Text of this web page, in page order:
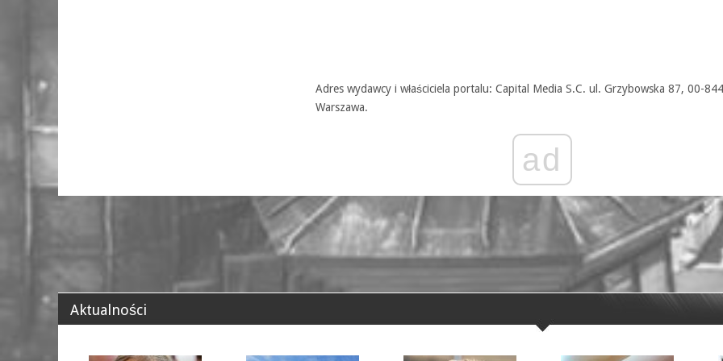
Adres wydawcy i właściciela portalu: Capital Media S.C. ul. Grzybowska 87, 00-844
Warszawa.
ad
Aktualności